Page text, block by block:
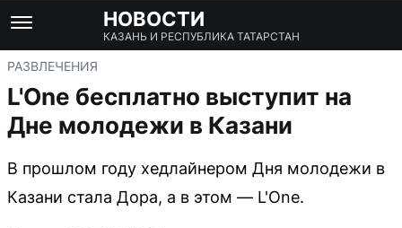
НОВОСТИ
КАЗАНЬ И РЕСПУБЛИКА ТАТАРСТАН
РАЗВЛЕЧЕНИЯ
L'One бесплатно выступит на
Дне молодежи в Казани
В прошлом году хедлайнером Дня молодежи в
Казани стала Дора, а в этом — L'One.